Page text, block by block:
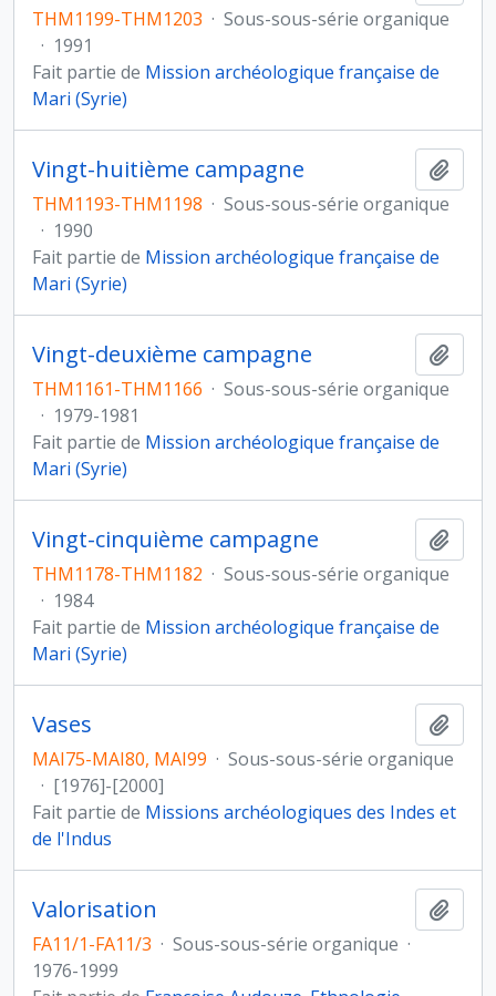
THM1199-THM1203 · Sous-sous-série organique
· 1991
Fait partie de Mission archéologique française de
Mari (Syrie)
Vingt-huitième campagne
THM1193-THM1198 · Sous-sous-série organique
· 1990
Fait partie de Mission archéologique française de
Mari (Syrie)
Vingt-deuxième campagne
THM1161-THM1166 · Sous-sous-série organique
· 1979-1981
Fait partie de Mission archéologique française de
Mari (Syrie)
Vingt-cinquième campagne
THM1178-THM1182 · Sous-sous-série organique
· 1984
Fait partie de Mission archéologique française de
Mari (Syrie)
Vases
MAI75-MAI80, MAI99 · Sous-sous-série organique
· [1976]-[2000]
Fait partie de Missions archéologiques des Indes et
de l'Indus
Valorisation
FA11/1-FA11/3 · Sous-sous-série organique ·
1976-1999